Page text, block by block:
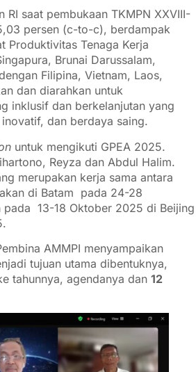
saat pembukaan TKMPN XXVIII-
persen (c-to-c), berdampak
Produktivitas Tenaga Kerja
Brunai Darussalam,
Filipina, Vietnam, Laos,
dan diarahkan untuk
inklusif dan berkelanjutan yang
dan berdaya saing.
untuk mengikuti GPEA 2025.
Reyza dan Abdul Halim.
merupakan kerja sama antara
di Batam pada 24-28
13-18 Oktober 2025 di Beijing
AMMPI menyampaikan
tujuan utama dibentuknya,
tahunnya, agendanya dan 12